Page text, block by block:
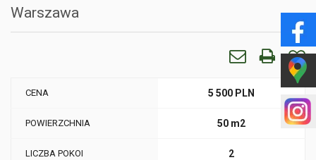
Warszawa
CENA 5 500 PLN
POWIERZCHNIA 50 m2
LICZBA POKOI 2